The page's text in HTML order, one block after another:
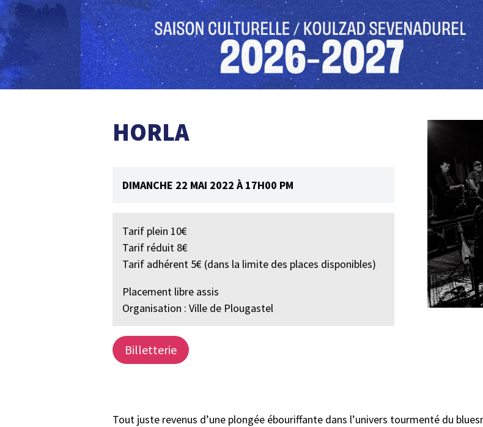
HORLA
DIMANCHE 22 MAI 2022 À 17H00 PM
Tarif plein 10€
Tarif réduit 8€
Tarif adhérent 5€ (dans la limite des places disponibles)
Placement libre assis
Organisation : Ville de Plougastel
Billetterie
Tout juste revenus d’une plongée ébouriffante dans l’univers tourmenté du